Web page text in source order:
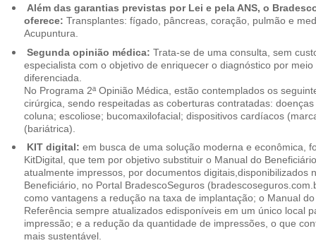
Além das garantias previstas por Lei e pela ANS, o
oferece: Transplantes: fígado, pâncreas, coração, pulmão e
Acupuntura.
Segunda opinião médica: Trata-se de uma consulta, sem
especialista com o objetivo de enriquecer o diagnóstico por
diferenciada.
No Programa 2ª Opinião Médica, estão contemplados os
cirúrgica, sendo respeitadas as coberturas contratadas:
coluna; escoliose; bucomaxilofacial; dispositivos cardíacos
(bariátrica).
KIT digital: em busca de uma solução moderna e econômica,
KitDigital, que tem por objetivo substituir o Manual do
atualmente impressos, por documentos digitais,disponibilizados
Beneficiário, no Portal BradescoSeguros
como vantagens a redução na taxa de implantação; o Manual
Referência sempre atualizados edisponíveis em um único local
impressão; e a redução da quantidade de impressões, o que
mais sustentável.